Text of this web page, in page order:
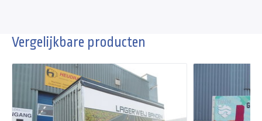
Vergelijkbare producten